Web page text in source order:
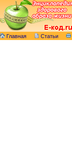
Главная Статьи